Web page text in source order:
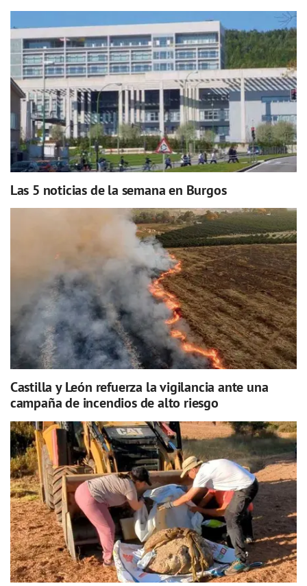
Las 5 noticias de la semana en Burgos
Castilla y León refuerza la vigilancia ante una
campaña de incendios de alto riesgo